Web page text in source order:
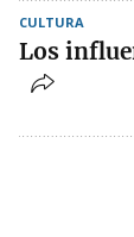
CULTURA
Los